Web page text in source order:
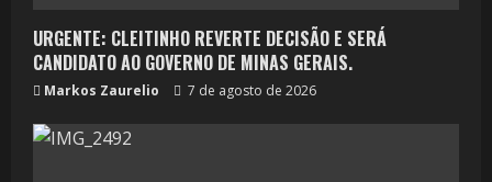
URGENTE: CLEITINHO REVERTE DECISÃO E SERÁ
CANDIDATO AO GOVERNO DE MINAS GERAIS.
Markos Zaurelio 7 de agosto de 2026